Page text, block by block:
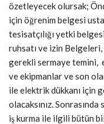
özetleyecek olursak;
için öğrenim belgesi
tesisatçılığı yetki
ruhsatı ve izin Belgeleri,
gerekli sermaye temini,
ve ekipmanlar ve son
ile elektrik dükkanı için
olacaksınız.
iş kurma ile ilgili bütün